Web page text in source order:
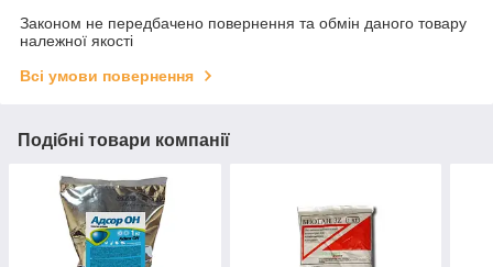
Законом не передбачено повернення та обмін даного товару
належної якості
Всі умови повернення
Подібні товари компанії